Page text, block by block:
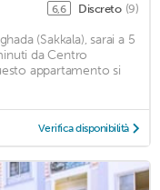
6,6 Discreto (9)
(Sakkala), sarai a 5
da Centro
appartamento si
Verifica disponibilità